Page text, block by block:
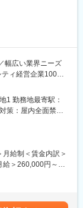
で高いシェアを占
カー＞
造し、それを使っ
ウを他部門にフィ
技術力を高める礎
ファレンシャルギ
幅広い業界ニーズ
ィ経営企業100
】
販売する当社に
ィックス企画を担
張っていただける
ただきます。
1 勤務地最寄駅：
策：屋内全面禁煙
給制＜賃金内訳＞
給＞260,000円～